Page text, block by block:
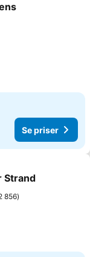
Se priser
Strand
856